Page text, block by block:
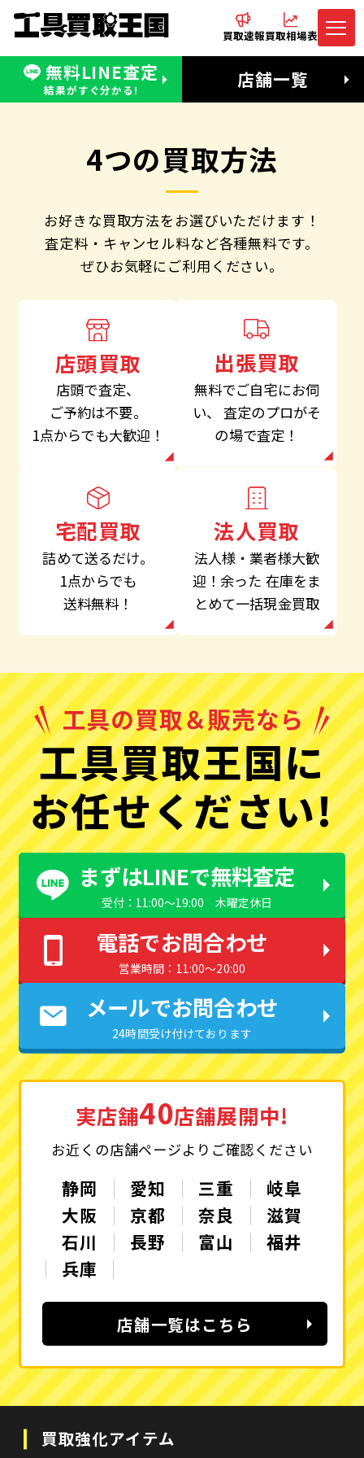
買取速報買取相場表
無料LINE査定
結果がすぐ分かる! 店舗一覧
無料LINE査定
受付：11:00〜19:00 木曜定休日
電話でお問合わせ
営業時間：11:00〜20:00
4つの買取方法
お好きな買取方法をお選びいただけます！
査定料・キャンセル料など各種無料です。
ぜひお気軽にご利用ください。
店頭買取
店頭で査定、
ご予約は不要。
1点からでも大歓迎！
出張買取
無料でご自宅にお伺
い、
査定のプロがそ
の場で査定！
宅配買取
詰めて送るだけ。
1点からでも
送料無料！
法人買取
法人様・業者様大歓
迎！余った 在庫をま
とめて一括現金買取
工具買取王国に
お任せください!
まずはLINEで無料査定
受付：11:00〜19:00 木曜定休日
電話でお問合わせ
営業時間：11:00〜20:00
メールでお問合わせ
24時間受け付けております
実店舗40店舗展開中!
お近くの店舗ページよりご確認ください
静岡 愛知 三重
岐阜
大阪
京都 奈良
滋賀
石川
長野 富山
福井
兵庫
店舗一覧はこちら
買取強化アイテム